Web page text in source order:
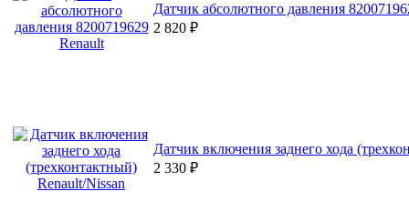
Датчик абсолютного давления
2 820 ₽
Датчик включения заднего хода
2 330 ₽